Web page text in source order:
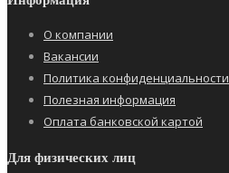
О компании
Вакансии
Политика конфиденциальности
Полезная информация
Оплата банковской картой
Для физических лиц